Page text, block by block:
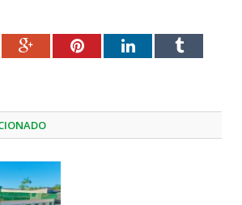
Google+PinterestLinkedInTumblr